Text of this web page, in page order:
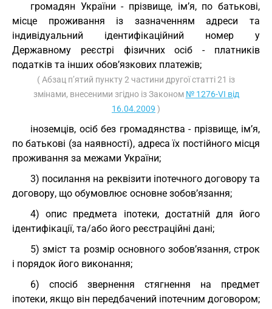
громадян України - прізвище, ім’я, по батькові,
місце проживання із зазначенням адреси та
індивідуальний ідентифікаційний номер у
Державному реєстрі фізичних осіб - платників
податків та інших обов’язкових платежів;
( Абзац п’ятий пункту 2 частини другої статті 21 із
змінами, внесеними згідно із Законом № 1276-VI від
16.04.2009 )
іноземців, осіб без громадянства - прізвище, ім’я,
по батькові (за наявності), адреса їх постійного місця
проживання за межами України;
3) посилання на реквізити іпотечного договору та
договору, що обумовлює основне зобов’язання;
4) опис предмета іпотеки, достатній для його
ідентифікації, та/або його реєстраційні дані;
5) зміст та розмір основного зобов’язання, строк
і порядок його виконання;
6) спосіб звернення стягнення на предмет
іпотеки, якщо він передбачений іпотечним договором;